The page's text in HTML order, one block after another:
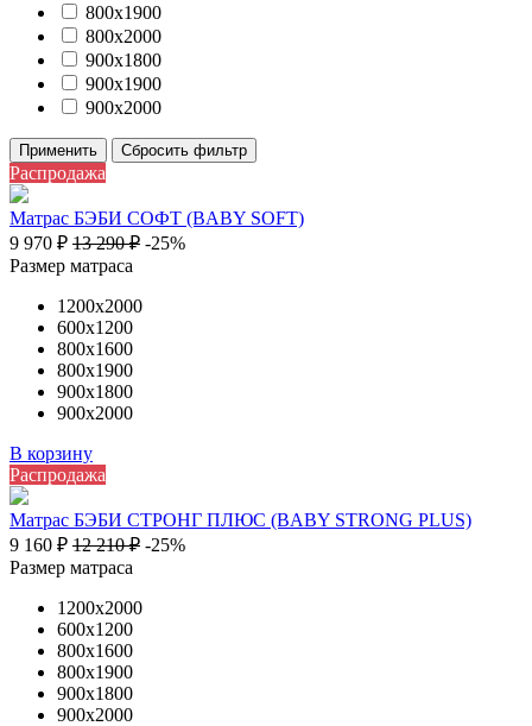
800х1900
800х2000
900х1800
900х1900
900х2000
Применить Сбросить фильтр
Распродажа
Матрас БЭБИ СОФТ (BABY SOFT)
9 970 ₽ 13 290₽ -25%
Размер матраса
1200х2000
600х1200
800х1600
800х1900
900х1800
900х2000
В корзину
Распродажа
Матрас БЭБИ СТРОНГ ПЛЮС (BABY STRONG PLUS)
9 160 ₽ 12 210₽ -25%
Размер матраса
1200х2000
600х1200
800х1600
800х1900
900х1800
900х2000